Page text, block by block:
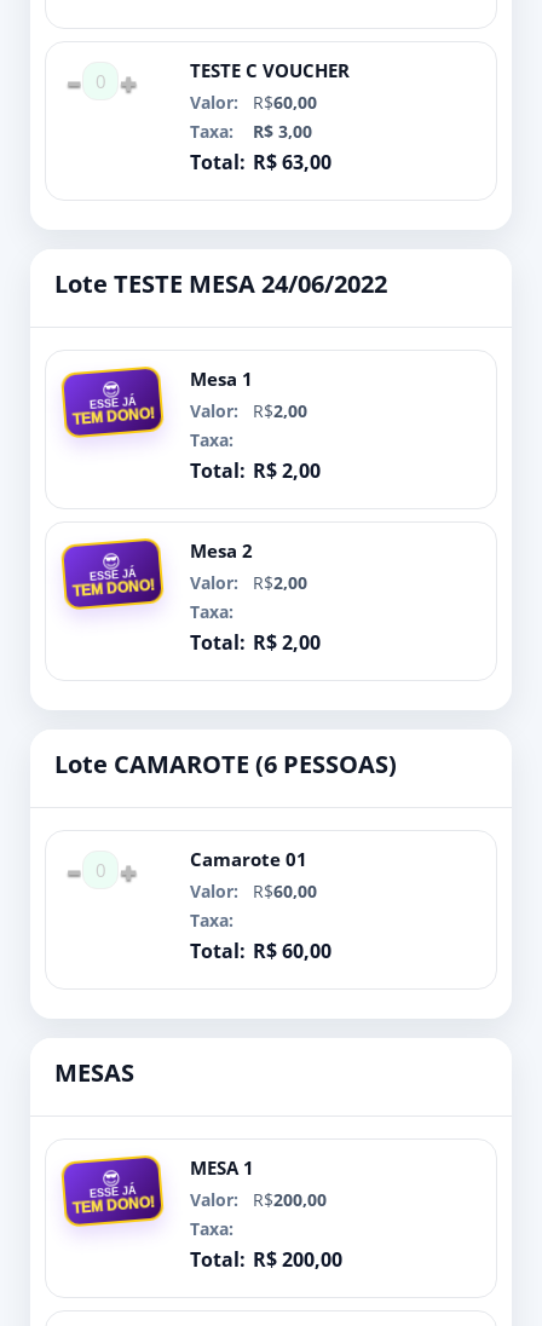
0 TESTE C VOUCHER
R$60,00
R$ 3,00
R$ 63,00
Lote TESTE MESA 24/06/2022
😎
ESSE JÁ
TEM DONO!
Mesa 1
R$2,00
R$ 2,00
😎
ESSE JÁ
TEM DONO!
Mesa 2
R$2,00
R$ 2,00
Lote CAMAROTE (6 PESSOAS)
0 Camarote 01
R$60,00
R$ 60,00
MESAS
😎
ESSE JÁ
TEM DONO!
MESA 1
R$200,00
R$ 200,00